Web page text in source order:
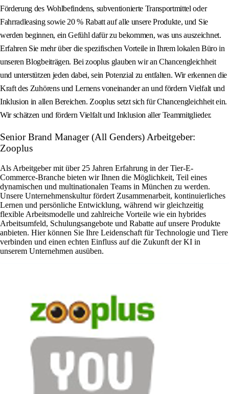
Förderung des Wohlbefindens, subventionierte Transportmittel oder
Fahrradleasing sowie 20 % Rabatt auf alle unsere Produkte, und Sie
werden beginnen, ein Gefühl dafür zu bekommen, was uns auszeichnet.
Erfahren Sie mehr über die spezifischen Vorteile in Ihrem lokalen Büro in
unseren Blogbeiträgen. Bei zooplus glauben wir an Chancengleichheit
und unterstützen jeden dabei, sein Potenzial zu entfalten. Wir erkennen die
Kraft des Zuhörens und Lernens voneinander an und fördern Vielfalt und
Inklusion in allen Bereichen. Zooplus setzt sich für Chancengleichheit ein.
Wir schätzen und fördern Vielfalt und Inklusion aller Teammitglieder.
Senior Brand Manager (All Genders) Arbeitgeber:
Zooplus
Als Arbeitgeber mit über 25 Jahren Erfahrung in der Tier-E-
Commerce-Branche bieten wir Ihnen die Möglichkeit, Teil eines
dynamischen und multinationalen Teams in München zu werden.
Unsere Unternehmenskultur fördert Zusammenarbeit, kontinuierliches
Lernen und persönliche Entwicklung, während wir gleichzeitig
flexible Arbeitsmodelle und zahlreiche Vorteile wie ein hybrides
Arbeitsumfeld, Schulungsangebote und Rabatte auf unsere Produkte
anbieten. Hier können Sie Ihre Leidenschaft für Technologie und Tiere
verbinden und einen echten Einfluss auf die Zukunft der KI in
unserem Unternehmen ausüben.